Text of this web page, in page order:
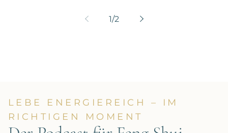
1/2
LEBE ENERGIEREICH – IM
RICHTIGEN MOMENT